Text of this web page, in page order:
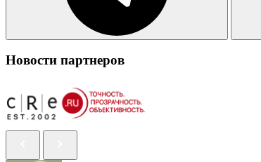
Новости партнеров